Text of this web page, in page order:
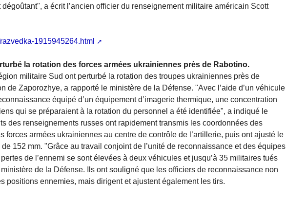
a écrit l’ancien officier du renseignement militaire américain Scott
1915945264.html
la rotation des forces armées ukrainiennes près de Rabotino.
militaire Sud ont perturbé la rotation des troupes ukrainiennes près de
de Zaporozhye, a rapporté le ministère de la Défense. "Avec l’aide d’un véhicule
équipé d’un équipement d’imagerie thermique, une concentration
qui se préparaient à la rotation du personnel a été identifiée", a indiqué le
des renseignements russes ont rapidement transmis les coordonnées des
forces armées ukrainiennes au centre de contrôle de l’artillerie, puis ont ajusté le
152 mm. "Grâce au travail conjoint de l’unité de reconnaissance et des équipes
de l’ennemi se sont élevées à deux véhicules et jusqu’à 35 militaires tués
de la Défense. Ils ont souligné que les officiers de reconnaissance non
positions ennemies, mais dirigent et ajustent également les tirs.